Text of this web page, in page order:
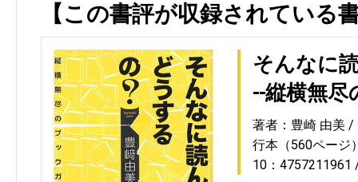
【この書評が収録されている
そんなに
--縦横無
著者：豊崎 由美
行本（560ページ
10：4757211961